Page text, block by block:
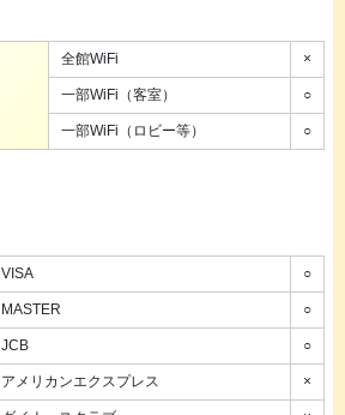
全館WiFi ×
一部WiFi（客室） ○
一部WiFi（ロビー等） ○
VISA ○
MASTER ○
JCB ○
アメリカンエクスプレス ×